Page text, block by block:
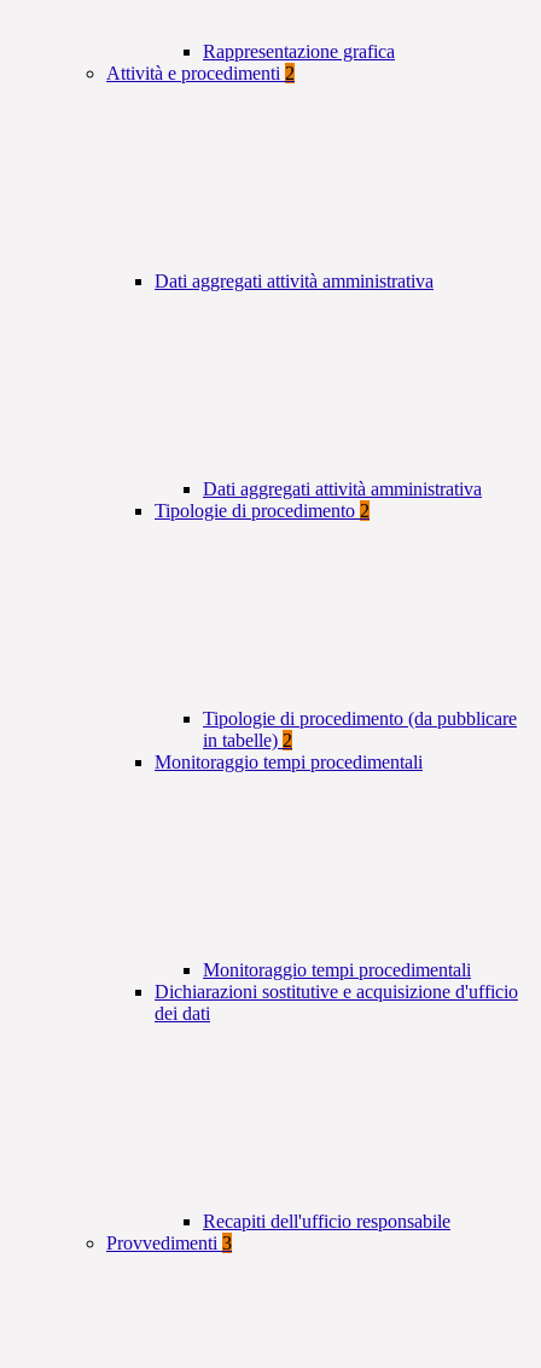
Rappresentazione grafica
Attività e procedimenti 2
Dati aggregati attività amministrativa
Dati aggregati attività amministrativa
Tipologie di procedimento 2
Tipologie di procedimento (da pubblicare
in tabelle) 2
Monitoraggio tempi procedimentali
Monitoraggio tempi procedimentali
Dichiarazioni sostitutive e acquisizione d'ufficio
dei dati
Recapiti dell'ufficio responsabile
Provvedimenti 3